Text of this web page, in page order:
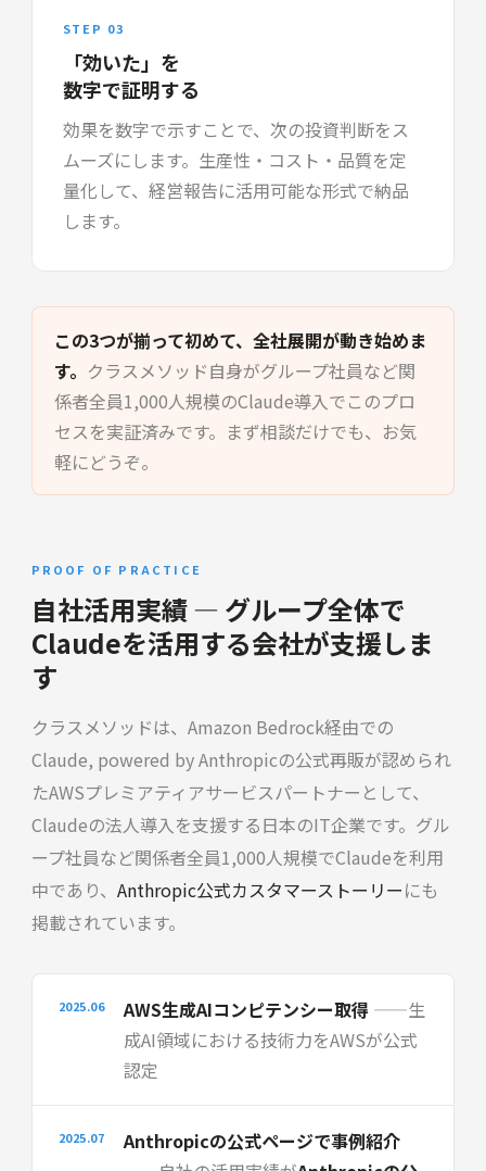
STEP 03
「効いた」を
数字で証明する
効果を数字で示すことで、次の投資判断をス
ムーズにします。生産性・コスト・品質を定
量化して、経営報告に活用可能な形式で納品
します。
この3つが揃って初めて、全社展開が動き始めま
す。 クラスメソッド自身がグループ社員など関
係者全員1,000人規模のClaude導入でこのプロ
セスを実証済みです。まず相談だけでも、お気
軽にどうぞ。
PROOF OF PRACTICE
自社活用実績 — グループ全体で
Claudeを活用する会社が支援しま
す
クラスメソッドは、Amazon Bedrock経由での
Claude, powered by Anthropicの公式再販が認められ
たAWSプレミアティアサービスパートナーとして、
Claudeの法人導入を支援する日本のIT企業です。グル
ープ社員など関係者全員1,000人規模でClaudeを利用
中であり、 Anthropic公式カスタマーストーリーにも
掲載されています。
2025.06 AWS生成AIコンピテンシー取得——生
成AI領域における技術力をAWSが公式
認定
2025.07
Anthropicの公式ページで事例紹介